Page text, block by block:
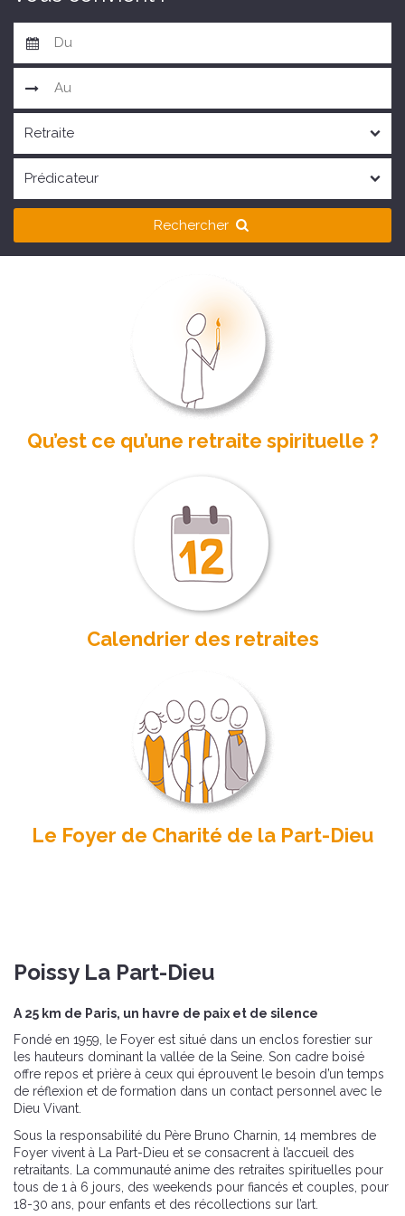
Rechercher
Qu’est ce qu’une retraite spirituelle ?
Calendrier des retraites
Le Foyer de Charité de la Part-Dieu
Poissy La Part-Dieu
A 25 km de Paris, un havre de paix et de silence
Fondé en 1959, le Foyer est situé dans un enclos forestier sur
les hauteurs dominant la vallée de la Seine. Son cadre boisé
offre repos et prière à ceux qui éprouvent le besoin d’un temps
de réflexion et de formation dans un contact personnel avec le
Dieu Vivant.
Sous la responsabilité du Père Bruno Charnin, 14 membres de
Foyer vivent à La Part-Dieu et se consacrent à l’accueil des
retraitants. La communauté anime des retraites spirituelles pour
tous de 1 à 6 jours, des weekends pour fiancés et couples, pour
18-30 ans, pour enfants et des récollections sur l’art.